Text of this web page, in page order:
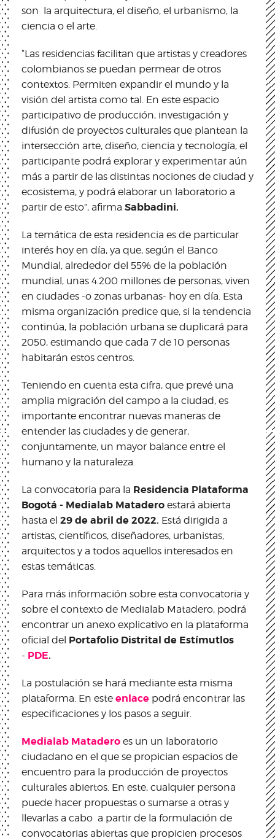
son la arquitectura, el diseño, el urbanismo, la
ciencia o el arte.
“Las residencias facilitan que artistas y creadores
colombianos se puedan permear de otros
contextos. Permiten expandir el mundo y la
visión del artista como tal. En este espacio
participativo de producción, investigación y
difusión de proyectos culturales que plantean la
intersección arte, diseño, ciencia y tecnología, ​​el
participante podrá explorar y experimentar aún
más a partir de las distintas nociones de ciudad y
ecosistema, y podrá elaborar un laboratorio a
partir de esto”, afirma Sabbadini.
La temática de esta residencia es de particular
interés hoy en día, ya que, según el Banco
Mundial, alrededor del 55% de la población
mundial, unas 4.200 millones de personas, viven
en ciudades -o zonas urbanas- hoy en día. Esta
misma organización predice que, si la tendencia
continúa, la población urbana se duplicará para
2050, estimando que cada 7 de 10 personas
habitarán estos centros.
Teniendo en cuenta esta cifra, que prevé una
amplia migración del campo a la ciudad, es
importante encontrar nuevas maneras de
entender las ciudades y de generar,
conjuntamente, un mayor balance entre el
humano y la naturaleza.
La convocatoria para la Residencia Plataforma
Bogotá - Medialab Matadero estará abierta
hasta el 29 de abril de 2022. Está dirigida a
artistas, científicos, diseñadores, urbanistas,
arquitectos y a todos aquellos interesados en
estas temáticas.
Para más información sobre esta convocatoria y
sobre el contexto de Medialab Matadero, podrá
encontrar un anexo explicativo en la plataforma
oficial del Portafolio Distrital de Estímutlos
- PDE.
La postulación se hará mediante esta misma
plataforma. En este enlace podrá encontrar las
especificaciones y los pasos a seguir.
Medialab Matadero es un un laboratorio
ciudadano en el que se propician espacios de
encuentro para la producción de proyectos
culturales abiertos. En este, cualquier persona
puede hacer propuestas o sumarse a otras y
llevarlas a cabo a partir de la formulación de
convocatorias abiertas que propicien procesos